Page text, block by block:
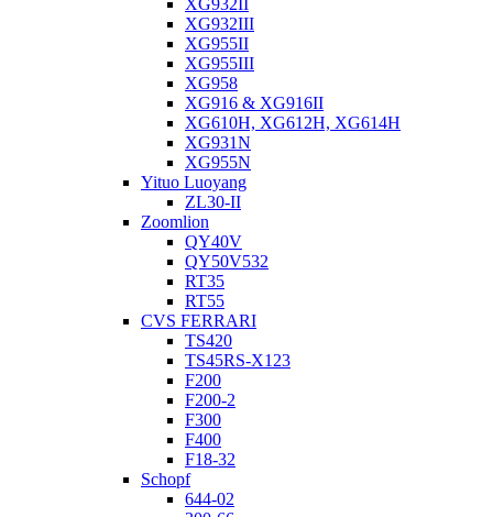
XG932II
XG932III
XG955II
XG955III
XG958
XG916 & XG916II
XG610H, XG612H, XG614H
XG931N
XG955N
Yituo Luoyang
ZL30-II
Zoomlion
QY40V
QY50V532
RT35
RT55
CVS FERRARI
TS420
TS45RS-X123
F200
F200-2
F300
F400
F18-32
Schopf
644-02